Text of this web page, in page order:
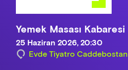
Yemek Masası Kabaresi
25 Haziran 2026, 20:30
Evde Tiyatro Caddebostan